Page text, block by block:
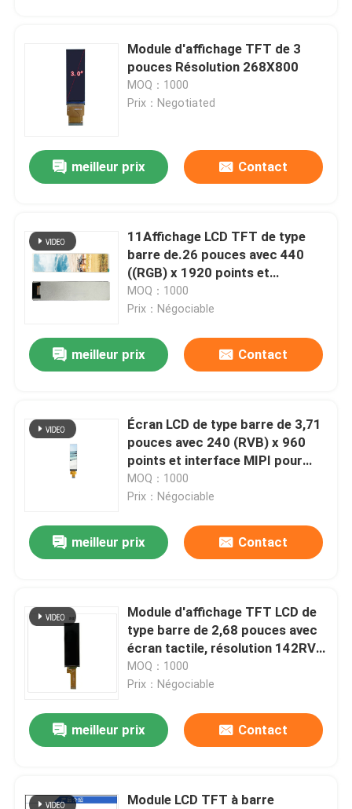
Exposition de VR
Module d'affichage TFT de 3
pouces Résolution 268X800
MOQ：1000
Prix：Negotiated
meilleur prix Contact
11Affichage LCD TFT de type
barre de.26 pouces avec 440
((RGB) x 1920 points et
interface MIPI
MOQ：1000
Prix：Négociable
meilleur prix Contact
Écran LCD de type barre de 3,71
pouces avec 240 (RVB) x 960
points et interface MIPI pour
appareils ménagers
MOQ：1000
Prix：Négociable
meilleur prix Contact
Module d'affichage TFT LCD de
type barre de 2,68 pouces avec
écran tactile, résolution 142RVB
x 428 et interface QSPI
MOQ：1000
Prix：Négociable
meilleur prix Contact
Module LCD TFT à barre